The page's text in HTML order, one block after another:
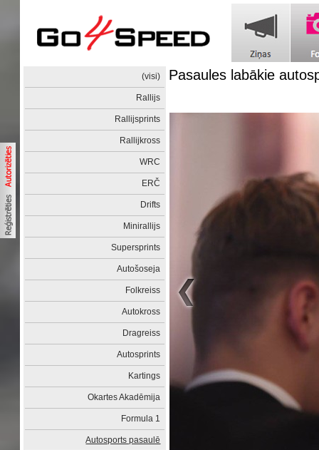
(visi)
Rallijs
Rallijsprints
Rallijkross
WRC
ERČ
Drifts
Minirallijs
Supersprints
Autošoseja
Folkreiss
Autokross
Dragreiss
Autosprints
Kartings
Okartes Akadēmija
Formula 1
Autosports pasaulē
Pasaules labākie